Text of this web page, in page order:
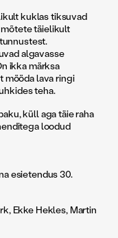
kuklas tiksuvad
mõtete täielikult
algavasse
ikka märksa
mööda lava ringi
teha.
küll aga täie raha
loodud
esietendus 30.
Ekke Hekles, Martin